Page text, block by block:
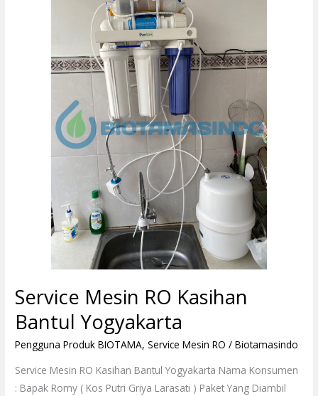
Service Mesin RO Kasihan
Bantul Yogyakarta
Pengguna Produk BIOTAMA,Service Mesin RO /Biotamasindo
Service Mesin RO Kasihan Bantul Yogyakarta Nama Konsumen
: Bapak Romy ( Kos Putri Griya Larasati ) Paket Yang Diambil
Yogyakarta